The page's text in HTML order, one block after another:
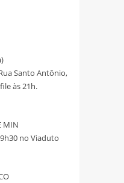
Santo Antônio,
às 21h.
MIN
no Viaduto